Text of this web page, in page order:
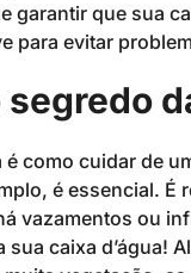
garantir que sua
para evitar
é como cuidar de
é essencial. É
vazamentos ou
sua caixa d’água!